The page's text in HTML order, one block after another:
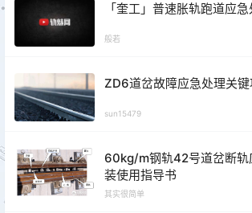
「奎工」普速胀轨跑道应急
般若
ZD6道岔故障应急处理关键
sun15479
60kg/m钢轨42号道岔断轨
装使用指导书
其实很简单